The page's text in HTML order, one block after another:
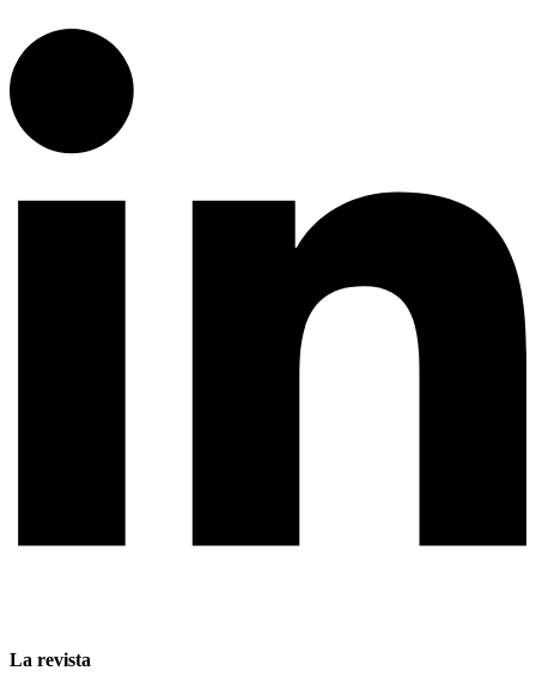
La revista